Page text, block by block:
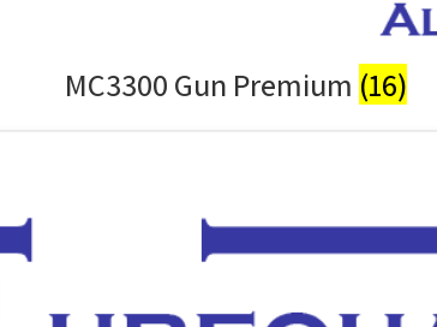
MC3300 Gun Premium (16)